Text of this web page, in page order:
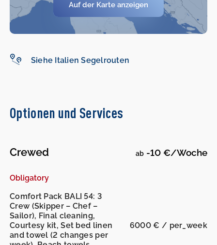
Auf der Karte anzeigen
Siehe Italien Segelrouten
Optionen und Services
Crewed ab -10 €/Woche
Obligatory
Comfort Pack BALI 54: 3
Crew (Skipper – Chef –
Sailor), Final cleaning,
Courtesy kit, Set bed linen
and towel (2 changes per
6000 € / per_week
-